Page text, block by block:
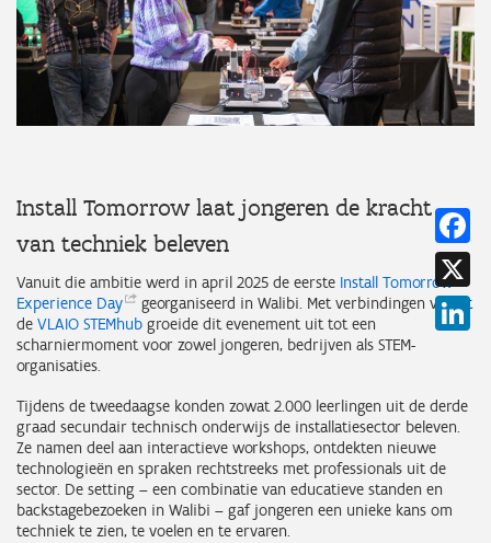
Install Tomorrow laat jongeren de kracht
van techniek beleven
Vanuit die ambitie werd in april 2025 de eerste Install Tomorrow
Experience Day
georganiseerd in Walibi. Met verbindingen vanuit
de VLAIO STEMhub groeide dit evenement uit tot een
scharniermoment voor zowel jongeren, bedrijven als STEM-
organisaties.
Tijdens de tweedaagse konden zowat 2.000 leerlingen uit de derde
graad secundair technisch onderwijs de installatiesector beleven.
Ze namen deel aan interactieve workshops, ontdekten nieuwe
technologieën en spraken rechtstreeks met professionals uit de
sector. De setting – een combinatie van educatieve standen en
backstagebezoeken in Walibi – gaf jongeren een unieke kans om
techniek te zien, te voelen en te ervaren.